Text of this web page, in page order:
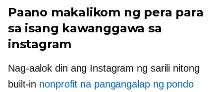
Paano makalikom ng pera para
sa isang kawanggawa sa
instagram
Nag-aalok din ang Instagram ng sarili nitong
built-in nonprofit na pangangalap ng pondo